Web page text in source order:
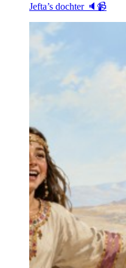
Jefta’s dochter 🔈📹